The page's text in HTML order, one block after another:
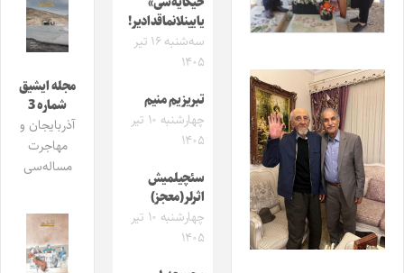
یایینلانماقدادیر!
سه‌شنبه ۱۶ تیر
۱۴۰۵
تبریزیم منیم
چهارشنبه ۱۰ تیر
۱۴۰۵
سئچیلمیش
اثرلر(معجز)
چهارشنبه ۱۰ تیر
۱۴۰۵
مجله ایشیق
شماره 3
آذربایجان و
مهاجرت
مساله‌سی